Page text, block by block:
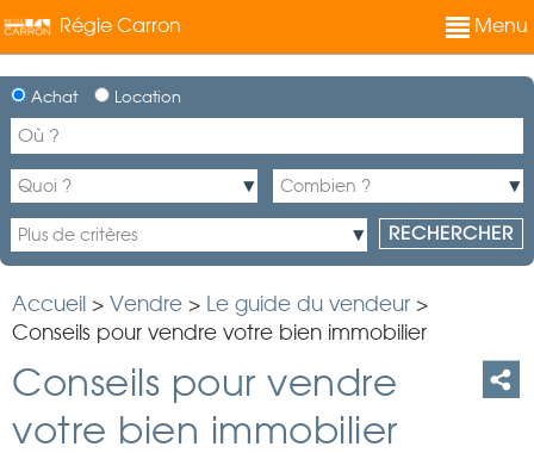
Régie Carron Menu
Achat Location
Accueil > Vendre > Le guide du vendeur >
Conseils pour vendre votre bien immobilier
Conseils pour vendre
votre bien immobilier